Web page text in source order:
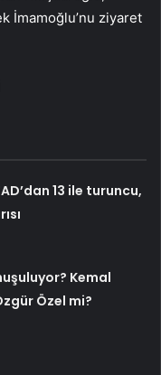
İmamoğlu’nu ziyaret
13 ile turuncu,
Kemal
Özel mi?